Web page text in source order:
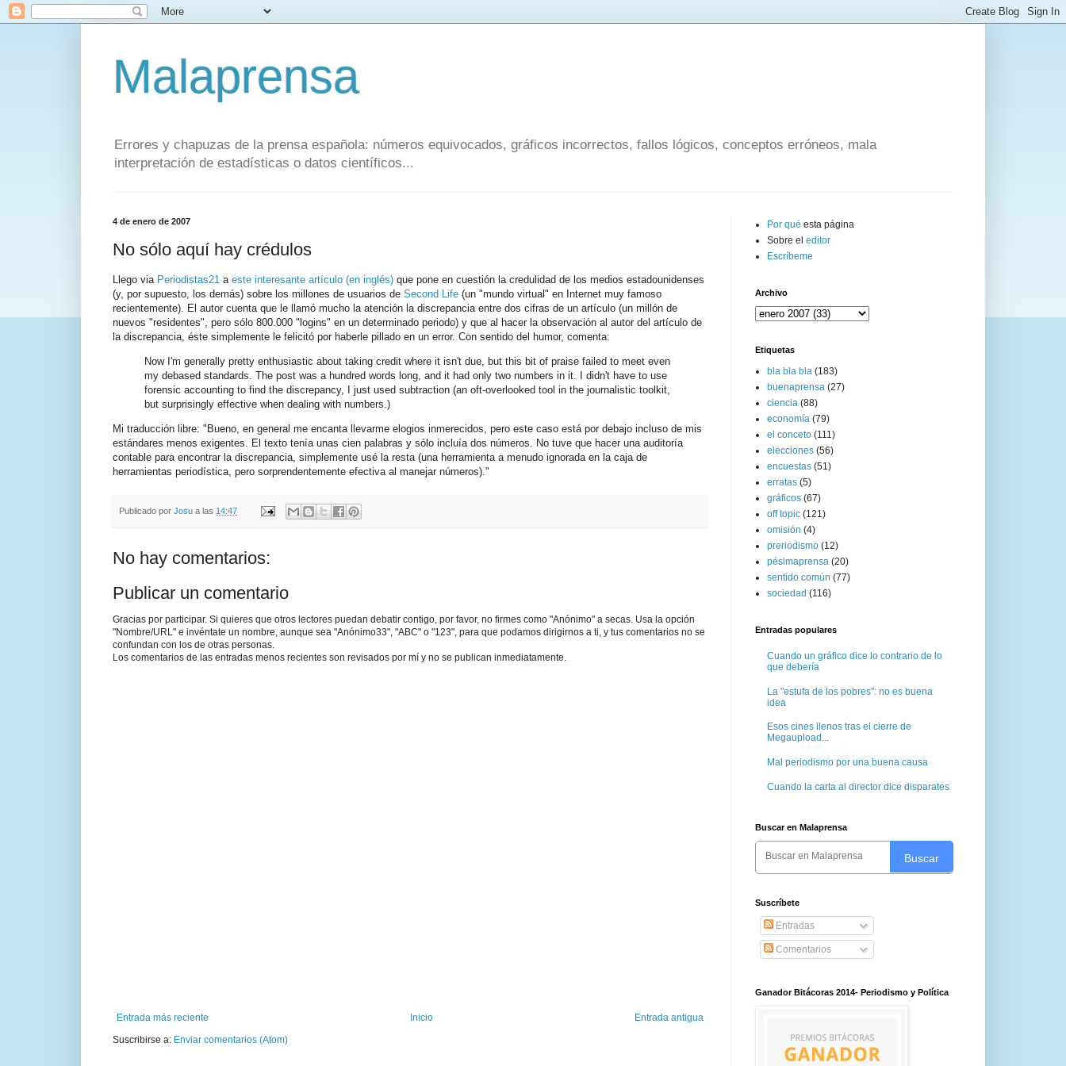
Malaprensa
Errores y chapuzas de la prensa española: números equivocados, gráficos incorrectos, fallos lógicos, conceptos erróneos, mala
interpretación de estadísticas o datos científicos...
4 de enero de 2007
No sólo aquí hay crédulos
Llego via Periodistas21 a este interesante artículo (en inglés) que pone en cuestión la credulidad de los medios estadounidenses
(y, por supuesto, los demás) sobre los millones de usuarios de Second Life (un "mundo virtual" en Internet muy famoso
recientemente). El autor cuenta que le llamó mucho la atención la discrepancia entre dos cifras de un artículo (un millón de
nuevos "residentes", pero sólo 800.000 "logins" en un determinado periodo) y que al hacer la observación al autor del artículo de
la discrepancia, éste simplemente le felicitó por haberle pillado en un error. Con sentido del humor, comenta:
Now I'm generally pretty enthusiastic about taking credit where it isn't due, but this bit of praise failed to meet even
my debased standards. The post was a hundred words long, and it had only two numbers in it. I didn't have to use
forensic accounting to find the discrepancy, I just used subtraction (an oft-overlooked tool in the journalistic toolkit,
but surprisingly effective when dealing with numbers.)
Mi traducción libre: "Bueno, en general me encanta llevarme elogios inmerecidos, pero este caso está por debajo incluso de mis
estándares menos exigentes. El texto tenía unas cien palabras y sólo incluía dos números. No tuve que hacer una auditoría
contable para encontrar la discrepancia, simplemente usé la resta (una herramienta a menudo ignorada en la caja de
herramientas periodística, pero sorprendentemente efectiva al manejar números)."
Publicado por Josu a las 14:47
No hay comentarios:
Publicar un comentario
Gracias por participar. Si quieres que otros lectores puedan debatir contigo, por favor, no firmes como "Anónimo" a secas. Usa la opción
"Nombre/URL" e invéntate un nombre, aunque sea "Anónimo33", "ABC" o "123", para que podamos dirigirnos a ti, y tus comentarios no se
confundan con los de otras personas.
Los comentarios de las entradas menos recientes son revisados por mí y no se publican inmediatamente.
Entrada más reciente Entrada antigua
Inicio
Suscribirse a: Enviar comentarios (Atom)
Por qué esta página
Sobre el editor
Escríbeme
Archivo
Etiquetas
bla bla bla (183)
buenaprensa (27)
ciencia (88)
economía (79)
el conceto (111)
elecciones (56)
encuestas (51)
erratas (5)
gráficos (67)
off topic (121)
omisión (4)
preriodismo (12)
pésimaprensa (20)
sentido común (77)
sociedad (116)
Entradas populares
Cuando un gráfico dice lo contrario de lo
que debería
La "estufa de los pobres": no es buena
idea
Esos cines llenos tras el cierre de
Megaupload...
Mal periodismo por una buena causa
Cuando la carta al director dice disparates
Buscar en Malaprensa
Buscar
Suscríbete
Entradas
Comentarios
Ganador Bitácoras 2014- Periodismo y Política